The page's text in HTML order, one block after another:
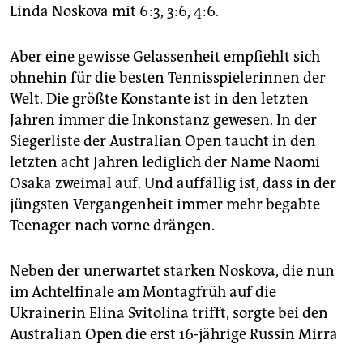
abo
epaper login
Linda Noskova mit 6:3, 3:6, 4:6.
Aber eine gewisse Gelassenheit empfiehlt sich
ohnehin für die besten Tennisspielerinnen der
Welt. Die größte Konstante ist in den letzten
Jahren immer die Inkonstanz gewesen. In der
Siegerliste der Australian Open taucht in den
letzten acht Jahren lediglich der Name Naomi
Osaka zweimal auf. Und auffällig ist, dass in der
jüngsten Vergangenheit immer mehr begabte
Teenager nach vorne drängen.
Neben der unerwartet starken Noskova, die nun
im Achtelfinale am Montagfrüh auf die
Ukrainerin Elina Svitolina trifft, sorgte bei den
Australian Open die erst 16-jährige Russin Mirra